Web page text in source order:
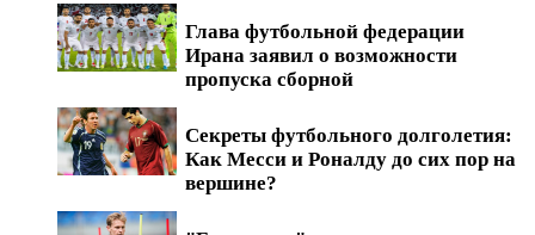
Глава футбольной федерации
Ирана заявил о возможности
пропуска сборной
Секреты футбольного долголетия:
Как Месси и Роналду до сих пор на
вершине?